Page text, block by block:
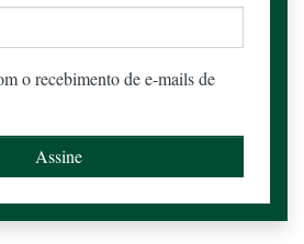
o recebimento de e-mails de